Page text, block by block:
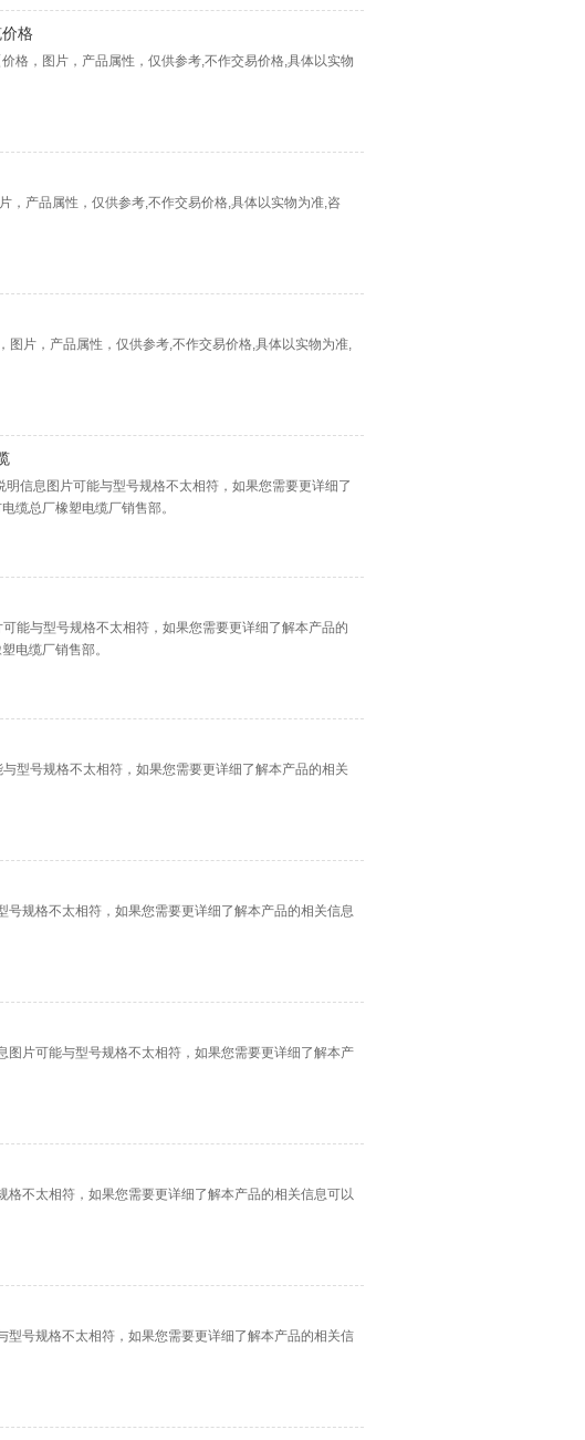
格
格，图片，产品属性，仅供参考,不作交易价格,具体以实物
，产品属性，仅供参考,不作交易价格,具体以实物为准,咨
片，产品属性，仅供参考,不作交易价格,具体以实物为准,
信息图片可能与型号规格不太相符，如果您需要更详细了
缆总厂橡塑电缆厂销售部。
能与型号规格不太相符，如果您需要更详细了解本产品的
电缆厂销售部。
型号规格不太相符，如果您需要更详细了解本产品的相关
规格不太相符，如果您需要更详细了解本产品的相关信息
片可能与型号规格不太相符，如果您需要更详细了解本产
不太相符，如果您需要更详细了解本产品的相关信息可以
号规格不太相符，如果您需要更详细了解本产品的相关信